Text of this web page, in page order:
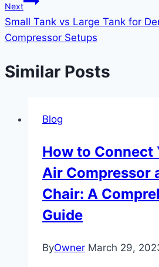
Next
Small Tank vs Large Tank for
Compressor Setups
Similar Posts
Blog
How to Connect
Air Compressor
Chair: A
Guide
ByOwner March 29,